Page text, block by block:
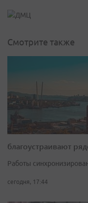
Смотрите также
благоустраивают
Работы
сегодня, 17:44